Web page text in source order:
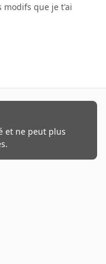
modifs que je t'ai
et ne peut plus